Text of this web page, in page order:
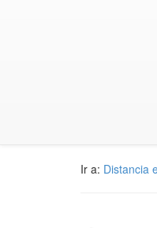
Ir a: Distancia